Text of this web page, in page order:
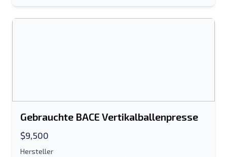
Gebrauchte BACE Vertikalballenpresse
$9,500
Hersteller